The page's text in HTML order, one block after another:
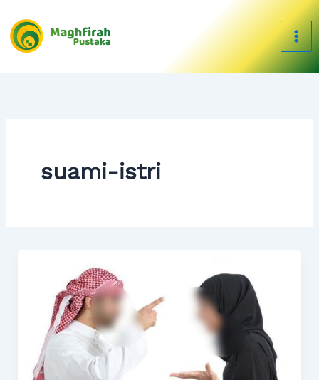
content
suami-istri